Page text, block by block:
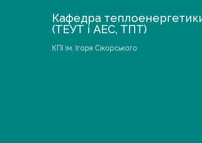
Кафедра
(ТЕУТ і АЕС, ТПТ)
КПІ ім. Ігоря Сікорського